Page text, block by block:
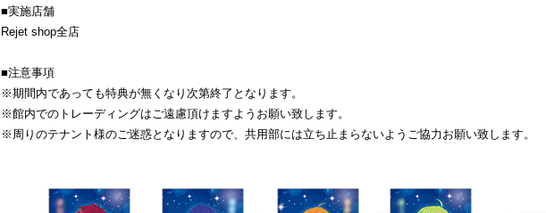
■実施店舗
Rejet shop全店
■注意事項
※期間内であっても特典が無くなり次第終了となります。
※館内でのトレーディングはご遠慮頂けますようお願い致します。
※周りのテナント様のご迷惑となりますので、共用部には立ち止まらないようご協力お願い致します。